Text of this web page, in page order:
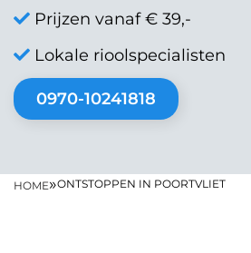
Prijzen vanaf € 39,-
Lokale rioolspecialisten
0970-10241818
HOME»ONTSTOPPEN IN POORTVLIET